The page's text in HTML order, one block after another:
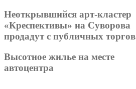
Неоткрывшийся арт-кластер
«Креспективы» на Суворова
продадут с публичных торгов
Высотное жилье на месте
автоцентра